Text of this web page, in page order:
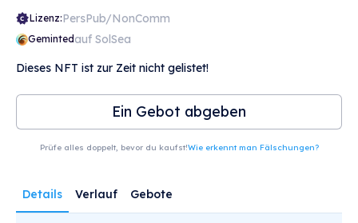
Lizenz:PersPub/NonComm
Gemintedauf SolSea
Dieses NFT ist zur Zeit nicht gelistet!
Ein Gebot abgeben
Prüfe alles doppelt, bevor du kaufst!Wie erkennt man Fälschungen?
Details Verlauf Gebote